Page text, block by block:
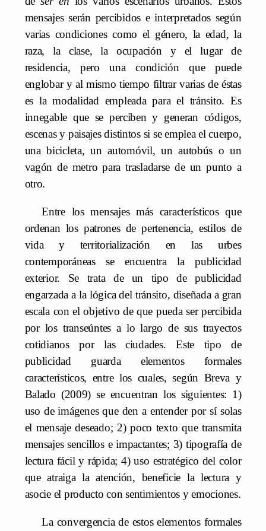
mensajes serán percibidos e interpretados según
varias condiciones como el género, la edad, la
raza, la clase, la ocupación y el lugar de
residencia, pero una condición que puede
englobar y al mismo tiempo filtrar varias de éstas
es la modalidad empleada para el tránsito. Es
innegable que se perciben y generan códigos,
escenas y paisajes distintos si se emplea el cuerpo,
una bicicleta, un automóvil, un autobús o un
vagón de metro para trasladarse de un punto a
otro.
Entre los mensajes más característicos que
ordenan los patrones de pertenencia, estilos de
vida y territorialización en las urbes
contemporáneas se encuentra la publicidad
exterior. Se trata de un tipo de publicidad
engarzada a la lógica del tránsito, diseñada a gran
escala con el objetivo de que pueda ser percibida
por los transeúntes a lo largo de sus trayectos
cotidianos por las ciudades. Este tipo de
publicidad guarda elementos formales
característicos, entre los cuales, según Breva y
Balado (2009) se encuentran los siguientes: 1)
uso de imágenes que den a entender por sí solas
el mensaje deseado; 2) poco texto que transmita
mensajes sencillos e impactantes; 3) tipografía de
lectura fácil y rápida; 4) uso estratégico del color
que atraiga la atención, beneficie la lectura y
asocie el producto con sentimientos y emociones.
La convergencia de estos elementos formales